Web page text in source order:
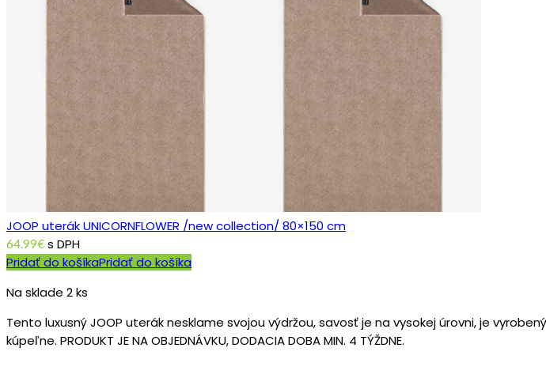
JOOP uterák UNICORNFLOWER /new collection/ 80×150 cm
64.99€ s DPH
Pridať do košíkaPridať do košíka
Na sklade 2 ks
Tento luxusný JOOP uterák nesklame svojou výdržou, savosť je na vysokej úrovni, je
kúpeľne. PRODUKT JE NA OBJEDNÁVKU, DODACIA DOBA MIN. 4 TÝŽDNE.